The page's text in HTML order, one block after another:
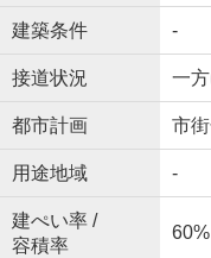
建築条件 -
接道状況 一
都市計画 市
用途地域 -
建ぺい率 /
容積率